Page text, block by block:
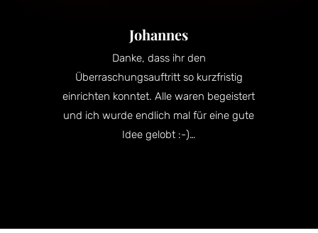
Johannes
Danke, dass ihr den
Überraschungsauftritt so kurzfristig
einrichten konntet. Alle waren begeistert
und ich wurde endlich mal für eine gute
Idee gelobt :-)…